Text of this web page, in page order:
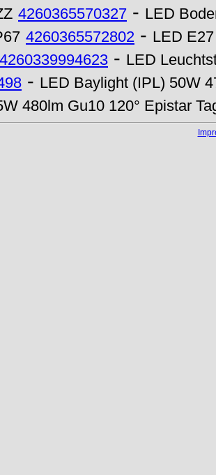
4260365570327 - LED
4260365572802 - LED
4260339994623 - LED
- LED Baylight (IPL) 50W
480lm Gu10 120° Epistar